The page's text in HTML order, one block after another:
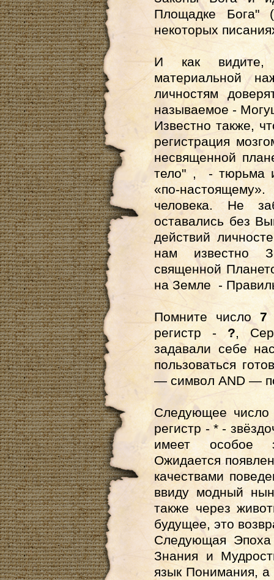
Площадке Бога"
некоторых
И как видите,
материальной
личностям
называемое -
Известно также,
регистрация
несвященной
тело" , - тюрьма
«по-
человека. Не
оставались без
действий
нам известно
священной
на Земле -
Помните число7
регистр - ?,
задавали себе
пользоваться
— символ AND —
Следующее
регистр - * -
имеет особое
Ожидается
качествами
ввиду модный
также через
будущее, это
Следующая
Знания и
язык Понимания, а